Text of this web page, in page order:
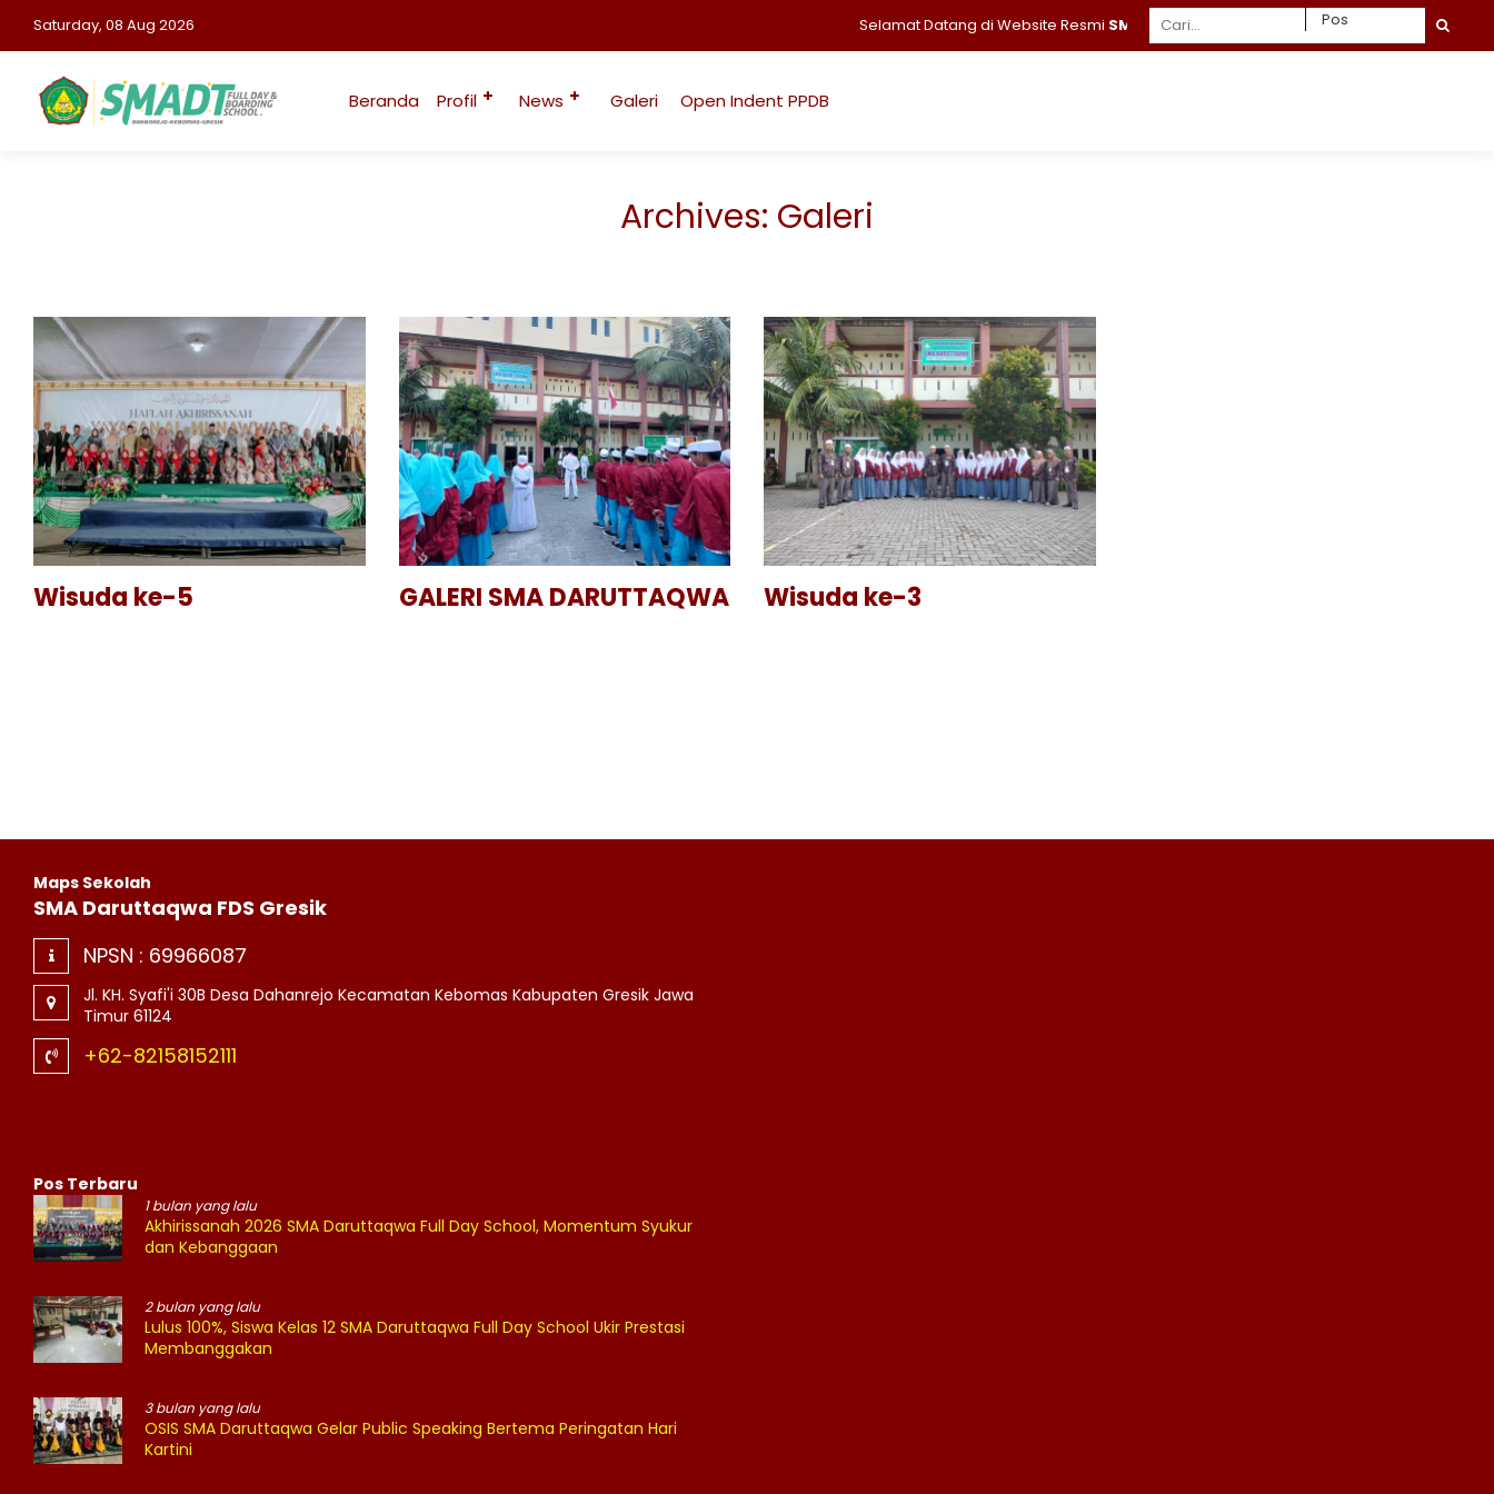
Saturday, 08 Aug 2026 Selamat Datang di Website ResmiSMA Daruttaqwa Gresik
Beranda Profil News Galeri Open Indent PPDB
Archives: Galeri
Wisuda ke-5 GALERI SMA DARUTTAQWA Wisuda ke-3
Maps Sekolah
SMA Daruttaqwa FDS Gresik
NPSN : 69966087
Jl. KH. Syafi'i 30B Desa Dahanrejo Kecamatan Kebomas Kabupaten Gresik Jawa
Timur 61124
+62-82158152111
Pos Terbaru
1 bulan yang lalu
Akhirissanah 2026 SMA Daruttaqwa Full Day School, Momentum Syukur
dan Kebanggaan
2 bulan yang lalu
Lulus 100%, Siswa Kelas 12 SMA Daruttaqwa Full Day School Ukir Prestasi
Membanggakan
3 bulan yang lalu
OSIS SMA Daruttaqwa Gelar Public Speaking Bertema Peringatan Hari
Kartini